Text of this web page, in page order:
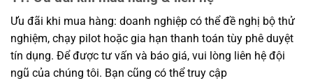
Ưu đãi khi mua hàng: doanh nghiệp có thể đề nghị bộ thử
nghiệm, chạy pilot hoặc gia hạn thanh toán tùy phê duyệt
tín dụng. Để được tư vấn và báo giá, vui lòng liên hệ đội
ngũ của chúng tôi. Bạn cũng có thể truy cập